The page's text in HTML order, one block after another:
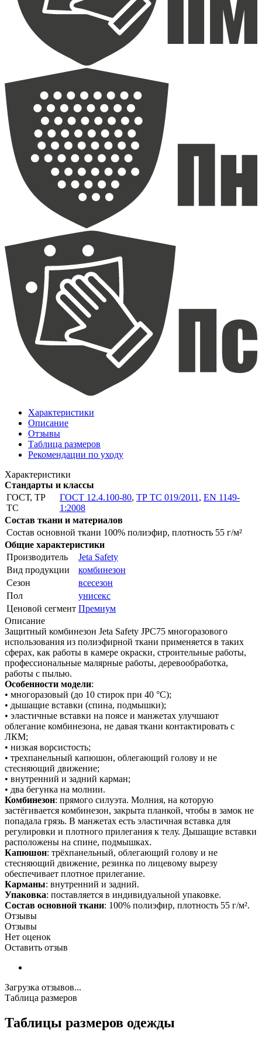
Характеристики
Описание
Отзывы
Таблица размеров
Рекомендации по уходу
Характеристики
Стандарты и классы
ГОСТ, ТР
ТС
ГОСТ 12.4.100-80, ТР ТС 019/2011 , EN 1149-
1:2008
Состав ткани и материалов
Состав основной ткани 100% полиэфир, плотность 55 г/м²
Общие характеристики
Производитель
Jeta Safety
Вид продукции
комбинезон
Сезон
всесезон
Пол
унисекс
Ценовой сегмент Премиум
Описание
Защитный комбинезон Jeta Safety JPC75 многоразового
использования из полиэфирной ткани применяется в таких
сферах, как работы в камере окраски, строительные работы,
профессиональные малярные работы, деревообработка,
работы с пылью.
Особенности модели:
• многоразовый (до 10 стирок при 40 °C);
• дышащие вставки (спина, подмышки);
• эластичные вставки на поясе и манжетах улучшают
облегание комбинезона, не давая ткани контактировать с
ЛКМ;
• низкая ворсистость;
• трехпанельный капюшон, облегающий голову и не
стесняющий движение;
• внутренний и задний карман;
• два бегунка на молнии.
Комбинезон: прямого силуэта. Молния, на которую
застёгивается комбинезон, закрыта планкой, чтобы в замок не
попадала грязь. В манжетах есть эластичная вставка для
регулировки и плотного прилегания к телу. Дышащие вставки
расположены на спине, подмышках.
Капюшон: трёхпанельный, облегающий голову и не
стесняющий движение, резинка по лицевому вырезу
обеспечивает плотное прилегание.
Карманы: внутренний и задний.
Упаковка: поставляется в индивидуальной упаковке.
Состав основной ткани: 100% полиэфир, плотность 55 г/м².
Отзывы
Отзывы
Нет оценок
Оставить отзыв
Загрузка отзывов...
Таблица размеров
Таблицы размеров одежды